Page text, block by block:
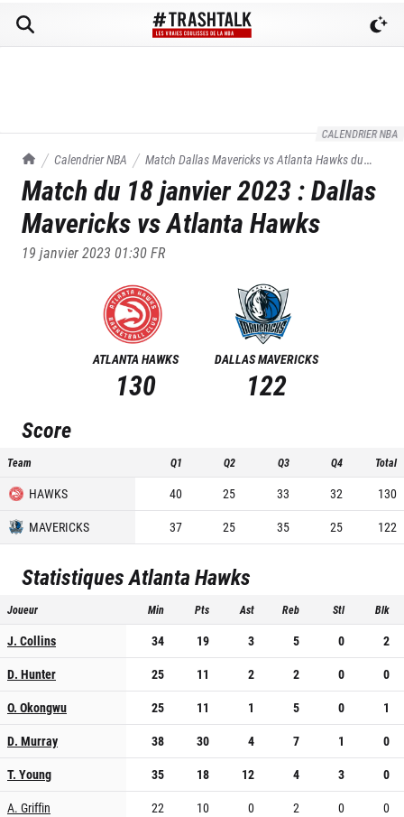
CALENDRIER NBA
TrashTalk Actu NBA
Calendrier NBA Match Dallas Mavericks vsAtlanta Hawksdu
18/01/2023
Match du 18 janvier 2023:Dallas
Mavericks vsAtlanta Hawks
19 janvier 2023 01:30FR
ATLANTA HAWKS
130
DALLAS MAVERICKS
122
Score
Team Q1 Q2 Q3 Q4 Total
HAWKS 40 25 33 32
130
MAVERICKS
37 25 35 25 122
StatistiquesAtlanta Hawks
Joueur Min Pts Ast Reb Stl Blk
J. Collins 34 19 3 5 0
2
D. Hunter
25 11 2 2 0
0
O. Okongwu
25 11 1 5 0
1
D. Murray
38 30 4 7 1
0
T. Young
35 18 12 4 3
0
A. Griffin
22 10 0 2 0
0